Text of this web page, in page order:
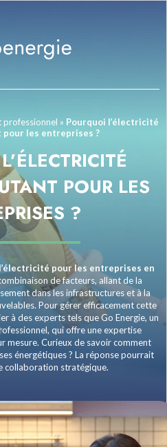
professionnel » Pourquoi l’électricité
pour les entreprises ?
POUR LES
?
pour les entreprises en
de facteurs, allant de la
dans les infrastructures et à la
Pour gérer efficacement cette
à des experts tels que Go Energie, un
qui offre une expertise
mesure. Curieux de savoir comment
énergétiques ? La réponse pourrait
collaboration stratégique.